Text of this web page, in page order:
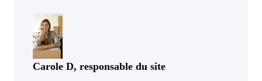
Carole D, responsable du site